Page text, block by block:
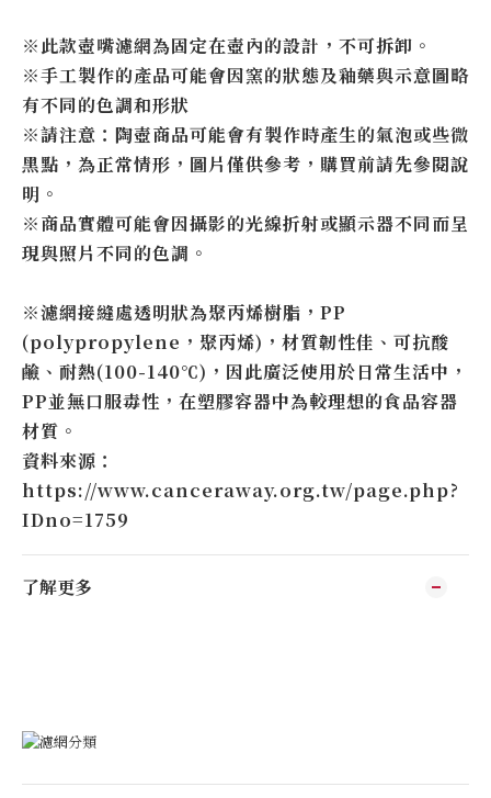
※此款壺嘴濾網為固定在壺內的設計，不可拆卸。
※手工製作的產品可能會因窯的狀態及釉藥與示意圖略
有不同的色調和形狀
※請注意：陶壺商品可能會有製作時產生的氣泡或些微
黑點，為正常情形，圖片僅供參考，購買前請先參閱說
明。
※商品實體可能會因攝影的光線折射或顯示器不同而呈
現與照片不同的色調。
※濾網接縫處透明狀為聚丙烯樹脂，PP
(polypropylene，聚丙烯)，材質韌性佳、可抗酸
鹼、耐熱(100-140℃)，因此廣泛使用於日常生活中，
PP並無口服毒性，在塑膠容器中為較理想的食品容器
材質。
資料來源：
https://www.canceraway.org.tw/page.php?
IDno=1759
了解更多